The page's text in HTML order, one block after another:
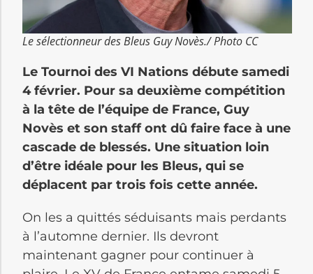
Le sélectionneur des Bleus Guy Novès./ Photo CC
Le Tournoi des VI Nations débute samedi
4 février. Pour sa deuxième compétition
à la tête de l’équipe de France, Guy
Novès et son staff ont dû faire face à une
cascade de blessés. Une situation loin
d’être idéale pour les Bleus, qui se
déplacent par trois fois cette année.
On les a quittés séduisants mais perdants
à l’automne dernier. Ils devront
maintenant gagner pour continuer à